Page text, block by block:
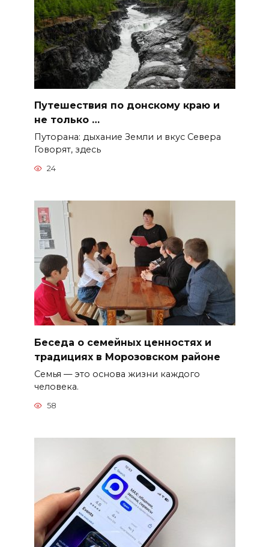
Путешествия по донскому краю и
не только …
Путорана: дыхание Земли и вкус Севера
Говорят, здесь
24
Беседа о семейных ценностях и
традициях в Морозовском районе
Семья — это основа жизни каждого
человека.
58